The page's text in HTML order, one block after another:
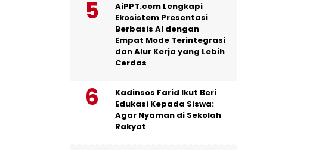
AiPPT.com Lengkapi
Ekosistem Presentasi
Berbasis AI dengan
Empat Mode Terintegrasi
dan Alur Kerja yang Lebih
Cerdas
Kadinsos Farid Ikut Beri
Edukasi Kepada Siswa:
Agar Nyaman di Sekolah
Rakyat